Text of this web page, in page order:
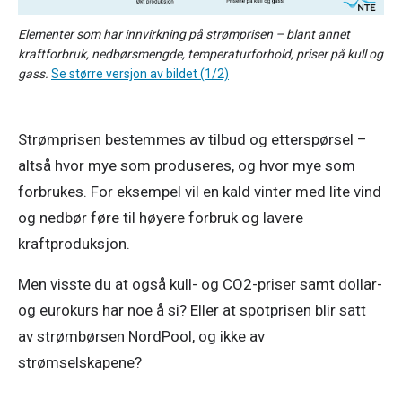
Elementer som har innvirkning på strømprisen – blant annet
kraftforbruk, nedbørsmengde, temperaturforhold, priser på kull og
gass. Se større versjon av bildet (1/2)
Strømprisen bestemmes av tilbud og etterspørsel –
altså hvor mye som produseres, og hvor mye som
forbrukes. For eksempel vil en kald vinter med lite vind
og nedbør føre til høyere forbruk og lavere
kraftproduksjon.
Men visste du at også kull- og CO2-priser samt dollar-
og eurokurs har noe å si? Eller at spotprisen blir satt
av strømbørsen NordPool, og ikke av
strømselskapene?